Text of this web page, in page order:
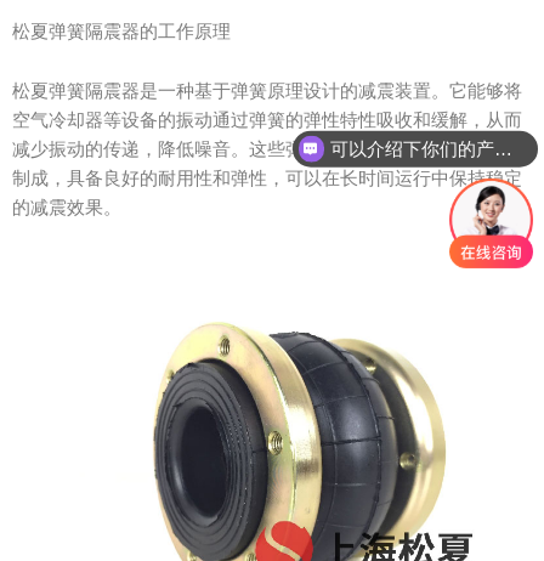
松夏弹簧隔震器的工作原理
松夏弹簧隔震器是一种基于弹簧原理设计的减震装置。它能够将
空气冷却器等设备的振动通过弹簧的弹性特性吸收和缓解，从而
减少振动的传递，降低噪音。这些弹簧隔震器通常由高强度材料
制成，具备良好的耐用性和弹性，可以在长时间运行中保持稳定
的减震效果。
可以介绍下你们的产品么？